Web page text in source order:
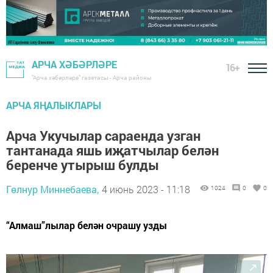
АРЧА ХӘБӘРЛӘРЕ
"Арча хәбәрләре" газетасы - Арча районы
16+
АРЧА ЯҢАЛЫКЛАРЫ
Арча Укучылар сараенда узган
тантанада яшь иҗатчылар белән
беренче утырыш булды
Гөлнур Миннебаева, 4 июнь 2023 - 11:18 1024 0 0
“Алмаш”лылар белән очрашу узды